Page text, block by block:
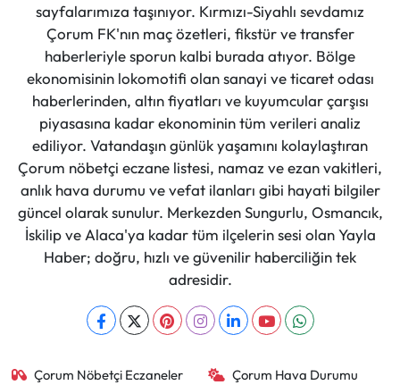
sayfalarımıza taşınıyor. Kırmızı-Siyahlı sevdamız
Çorum FK'nın maç özetleri, fikstür ve transfer
haberleriyle sporun kalbi burada atıyor. Bölge
ekonomisinin lokomotifi olan sanayi ve ticaret odası
haberlerinden, altın fiyatları ve kuyumcular çarşısı
piyasasına kadar ekonominin tüm verileri analiz
ediliyor. Vatandaşın günlük yaşamını kolaylaştıran
Çorum nöbetçi eczane listesi, namaz ve ezan vakitleri,
anlık hava durumu ve vefat ilanları gibi hayati bilgiler
güncel olarak sunulur. Merkezden Sungurlu, Osmancık,
İskilip ve Alaca'ya kadar tüm ilçelerin sesi olan Yayla
Haber; doğru, hızlı ve güvenilir haberciliğin tek
adresidir.
Çorum Nöbetçi Eczaneler Çorum Hava Durumu